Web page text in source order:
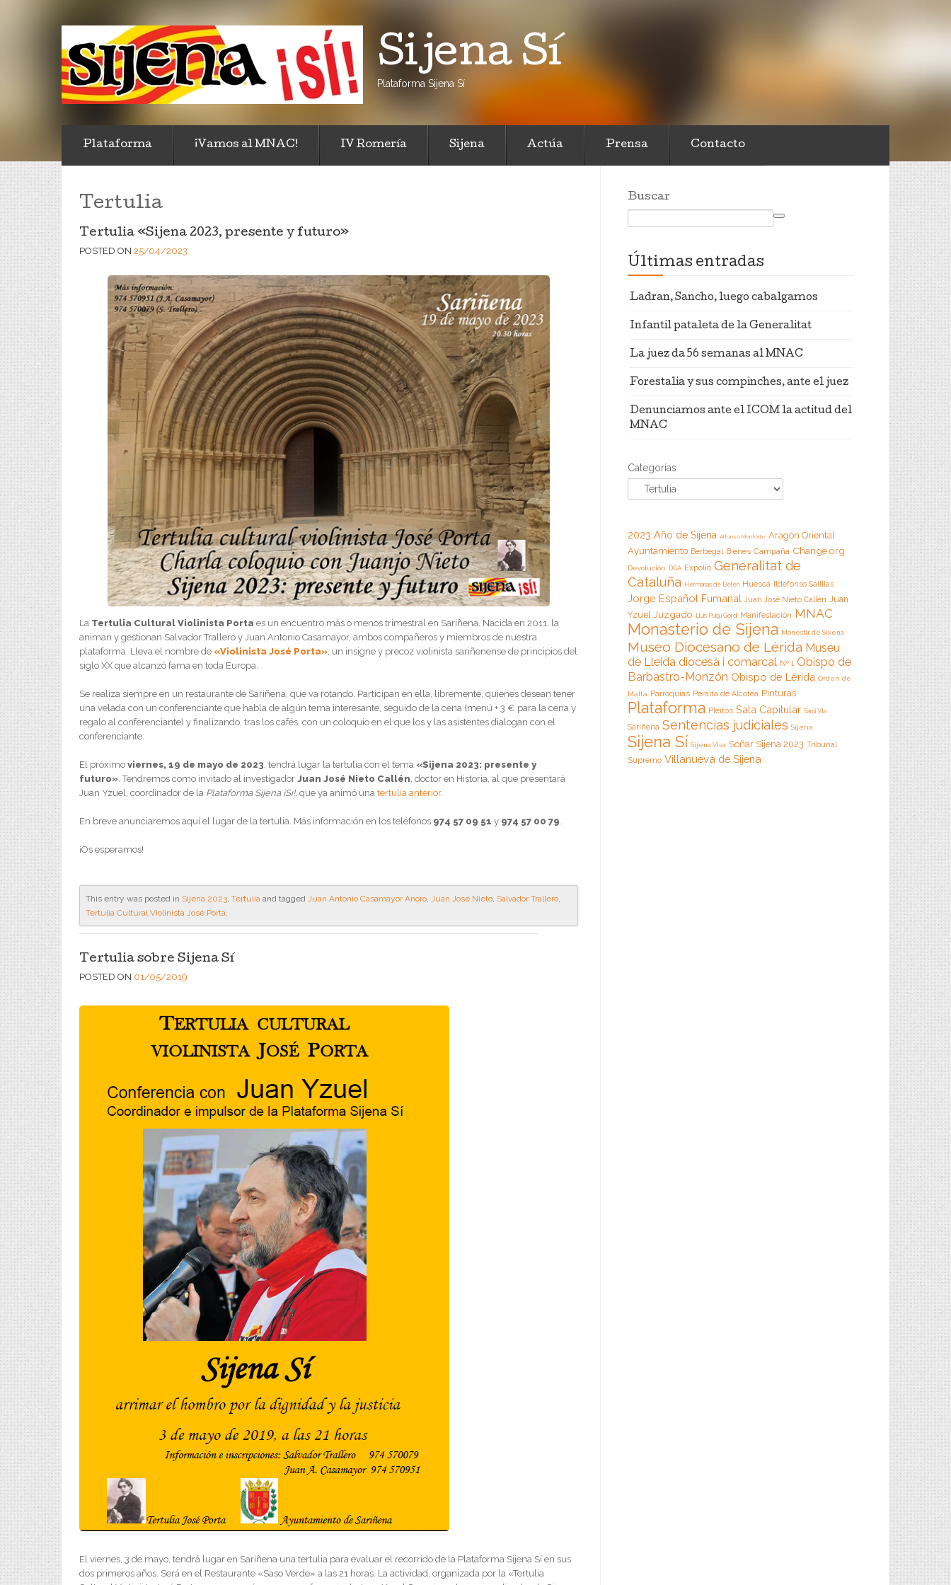
Sijena Sí
Plataforma Sijena Sí
Plataforma ¡Vamos al MNAC! IV Romería Sijena Actúa Prensa Contacto
Tertulia
Tertulia «Sijena 2023, presente y futuro»
POSTED ON 25/04/2023
La Tertulia Cultural Violinista Porta es un encuentro más o menos trimestral en Sariñena. Nacida en 2011, la
animan y gestionan Salvador Trallero y Juan Antonio Casamayor, ambos compañeros y miembros de nuestra
plataforma. Lleva el nombre de «Violinista José Porta», un insigne y precoz violinista sariñenense de principios del
siglo XX que alcanzó fama en toda Europa.
Se realiza siempre en un restaurante de Sariñena, que va rotando. Participan en ella, libremente, quienes desean tener
una velada con un conferenciante que habla de algún tema interesante, seguido de la cena (menú + 3 € para la cena y
regalo al conferenciante) y finalizando, tras los cafés, con un coloquio en el que los y las asistentes dialogan con el
conferenciante.
El próximo viernes, 19 de mayo de 2023, tendrá lugar la tertulia con el tema «Sijena 2023: presente y
futuro». Tendremos como invitado al investigador Juan José Nieto Callén, doctor en Historia, al que presentará
Juan Yzuel, coordinador de la Plataforma Sijena ¡Sí!, que ya animó una tertulia anterior.
En breve anunciaremos aquí el lugar de la tertulia. Más información en los teléfonos 974 57 09 51 y 974 57 00 79.
¡Os esperamos!
This entry was posted in Sijena 2023, Tertulia and tagged Juan Antonio Casamayor Anoro, Juan José Nieto, Salvador Trallero,
Tertulia Cultural Violinista José Porta.
Tertulia sobre Sijena Sí
POSTED ON 01/05/2019
El viernes, 3 de mayo, tendrá lugar en Sariñena una tertulia para evaluar el recorrido de la Plataforma Sijena Sí en sus
dos primeros años. Será en el Restaurante «Saso Verde» a las 21 horas. La actividad, organizada por la «Tertulia
Buscar
Últimas entradas
Ladran, Sancho, luego cabalgamos
Infantil pataleta de la Generalitat
La juez da 56 semanas al MNAC
Forestalia y sus compinches, ante el juez
Denunciamos ante el ICOM la actitud del
MNAC
Categorías
2023 Año de Sijena Alfonso Monforte Aragón Oriental
Ayuntamiento Berbegal Bienes Campaña Change.org
Devolución DGA Expolio Generalitat de
Cataluña Hermanas de Belén Huesca Ildefonso Sallllas
Jorge Español Fumanal Juan José Nieto Callén Juan
Yzuel Juzgado Lluis Puig i Gordi Manifestación MNAC
Monasterio de Sijena Monestir de Sixena
Museo Diocesano de Lérida Museu
de Lleida diocesà i comarcal Nº 1 Obispo de
Barbastro-Monzón Obispo de Lérida Orden de
Malta Parroquias Peralta de Alcofea Pinturas
Plataforma Pleitos Sala Capitular Santi Vila
Sariñena Sentencias judiciales Sijena
Sijena Sí Sijena Viva Soñar Sijena 2023 Tribunal
Supremo Villanueva de Sijena